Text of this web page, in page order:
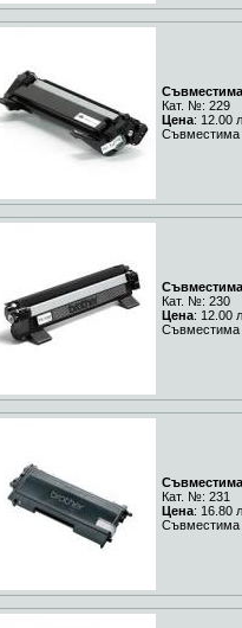
Съвместима
Кат. №: 229
Цена: 12.00
Съвместима
Кат. №: 230
Цена: 12.00
Съвместима
Съвместима
Кат. №: 231
Цена: 16.80
Съвместима